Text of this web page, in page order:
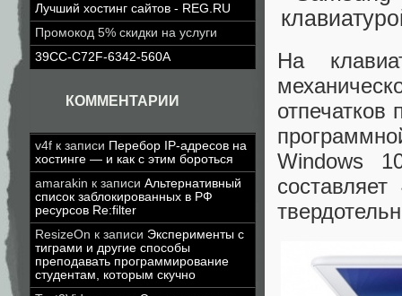
Лучший хостинг сайтов - REG.RU
Промокод 5% скидки на услуги
39CC-C72F-6342-560A
КОММЕНТАРИИ
v4f к записи Перебор IP-адресов на
хостинге — и как с этим бороться
amarakin к записи Альтернативный
список заблокированных в РФ
ресурсов Re:filter
ResizeOn к записи Эксперименты с
тиграми и другие способы
преподавать программирование
студентам, которым скучно
На
отпечатков
Windows